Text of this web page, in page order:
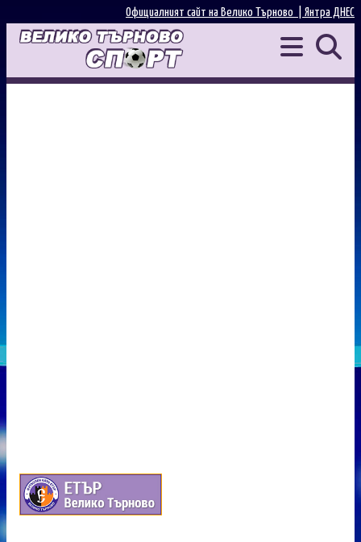
Янтра ДНЕС
Официалният сайт на Велико Търново |